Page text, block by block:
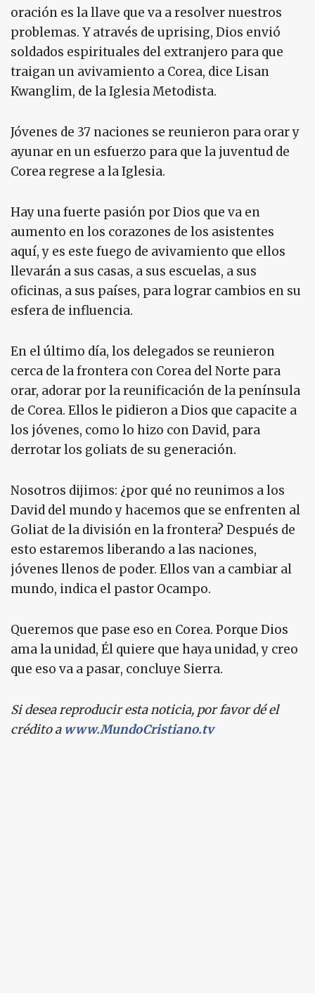
oración es la llave que va a resolver nuestros
problemas. Y através de uprising, Dios envió
soldados espirituales del extranjero para que
traigan un avivamiento a Corea, dice Lisan
Kwanglim, de la Iglesia Metodista.
Jóvenes de 37 naciones se reunieron para orar y
ayunar en un esfuerzo para que la juventud de
Corea regrese a la Iglesia.
Hay una fuerte pasión por Dios que va en
aumento en los corazones de los asistentes
aquí, y es este fuego de avivamiento que ellos
llevarán a sus casas, a sus escuelas, a sus
oficinas, a sus países, para lograr cambios en su
esfera de influencia.
En el último día, los delegados se reunieron
cerca de la frontera con Corea del Norte para
orar, adorar por la reunificación de la península
de Corea. Ellos le pidieron a Dios que capacite a
los jóvenes, como lo hizo con David, para
derrotar los goliats de su generación.
Nosotros dijimos: ¿por qué no reunimos a los
David del mundo y hacemos que se enfrenten al
Goliat de la división en la frontera? Después de
esto estaremos liberando a las naciones,
jóvenes llenos de poder. Ellos van a cambiar al
mundo, indica el pastor Ocampo.
Queremos que pase eso en Corea. Porque Dios
ama la unidad, Él quiere que haya unidad, y creo
que eso va a pasar, concluye Sierra.
Si desea reproducir esta noticia, por favor dé el
crédito a www.MundoCristiano.tv